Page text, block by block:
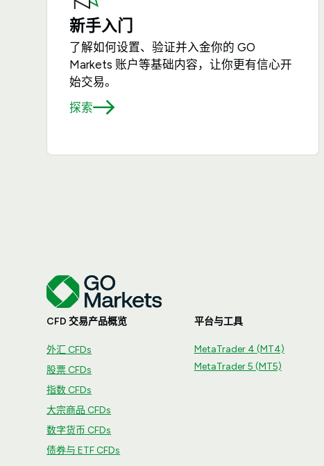
新手入门
了解如何设置、验证并入金你的 GO
Markets 账户等基础内容，让你更有信心开
始交易。
探索
CFD 交易产品概览
外汇 CFDs
股票 CFDs
指数 CFDs
大宗商品 CFDs
数字货币 CFDs
债券与 ETF CFDs
平台与工具
MetaTrader 4 (MT4)
MetaTrader 5 (MT5)